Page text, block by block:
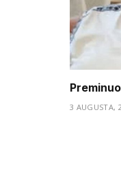
3 AUGUSTA,